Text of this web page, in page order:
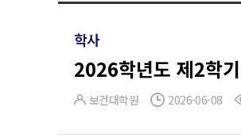
학사
2026학년도 제2학
보건대학원 2026-06-08